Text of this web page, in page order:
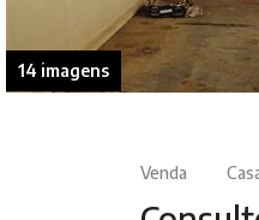
14 imagens
Venda